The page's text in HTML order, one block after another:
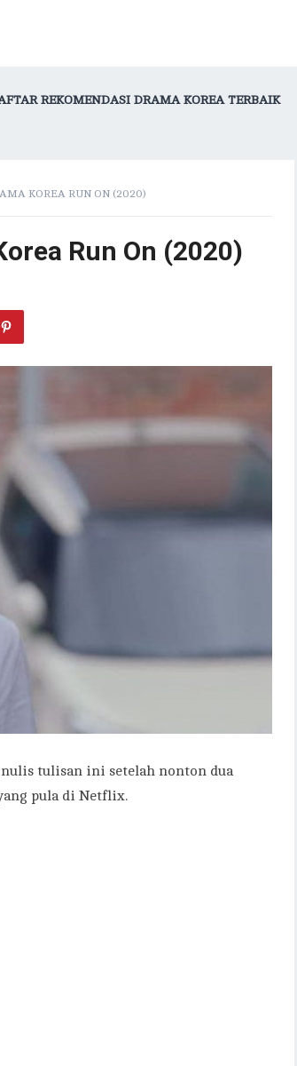
REKOMENDASI DRAMA KOREA TERBAIK
KOREA RUN ON (2020)
Run On (2020)
nulis tulisan ini setelah nonton dua
pula di Netflix.